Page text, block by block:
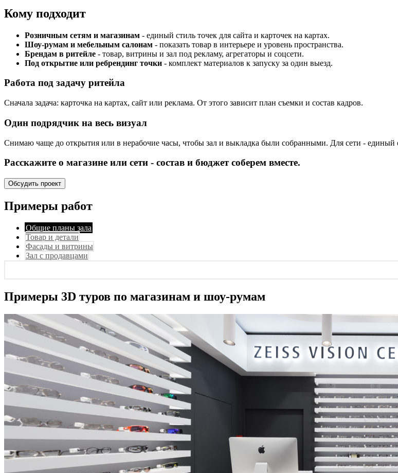
Кому подходит
Розничным сетям и магазинам - единый стиль точек для сайта и карточек на картах.
Шоу-румам и мебельным салонам - показать товар в интерьере и уровень пространства.
Брендам в ритейле - товар, витрины и зал под рекламу, агрегаторы и соцсети.
Под открытие или ребрендинг точки - комплект материалов к запуску за один выезд.
Работа под задачу ритейла
Сначала задача: карточка на картах, сайт или реклама. От этого зависит план съемки и состав кадров.
Один подрядчик на весь визуал
Снимаю чаще до открытия или в нерабочие часы, чтобы зал и выкладка были собранными. Для сети - единый
Расскажите о магазине или сети - состав и бюджет соберем вместе.
Обсудить проект
Примеры работ
Общие планы зала
Товар и детали
Фасады и витрины
Зал с продавцами
Примеры 3D туров по магазинам и шоу-румам